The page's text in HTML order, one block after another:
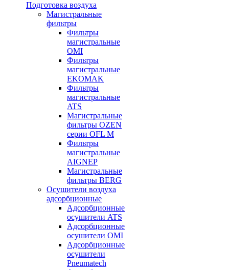
Подготовка воздуха
Магистральные
фильтры
Фильтры
магистральные
OMI
Фильтры
магистральные
EKOMAK
Фильтры
магистральные
ATS
Магистральные
фильтры OZEN
серии OFL M
Фильтры
магистральные
AIGNEP
Магистральные
фильтры BERG
Осушители воздуха
адсорбционные
Адсорбционные
осушители ATS
Адсорбционные
осушители OMI
Адсорбционные
осушители
Pneumatech